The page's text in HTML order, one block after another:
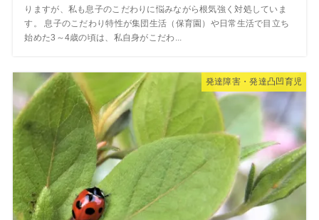
りますが、私も息子のこだわりに悩みながら根気強く対処していま
す。 息子のこだわり特性が集団生活（保育園）や日常生活で目立ち
始めた3～4歳の頃は、私自身がこだわ...
発達障害・発達凸凹育児